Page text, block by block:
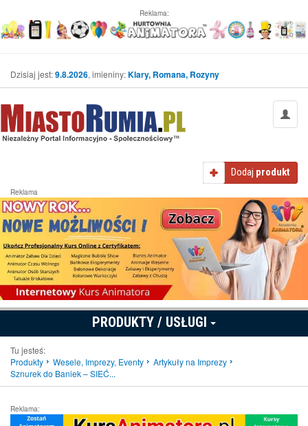
Reklama:
Dzisiaj jest:9.8.2026, imieniny:Klary, Romana, Rozyny
Dodaj produkt
Reklama
PRODUKTY / USŁUGI
Tu jesteś:
Produkty
Wesele, Imprezy, Eventy
Artykuły na Imprezy
Sznurek do Baniek – SIEĆ...
Reklama: